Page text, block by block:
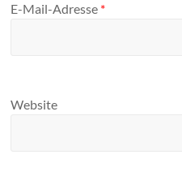
E-Mail-Adresse *
Website